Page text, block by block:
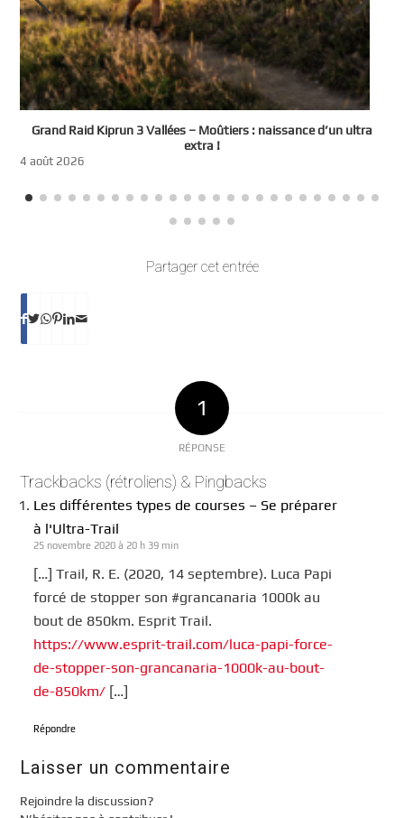
Grand Raid Kiprun 3 Vallées – Moûtiers : naissance d’un ultra
extra !
4 août 2026
Partager cet entrée
1
RÉPONSE
Trackbacks (rétroliens) & Pingbacks
Les différentes types de courses – Se préparer
à l'Ultra-Trail
25 novembre 2020 à 20 h 39 min
[…] Trail, R. E. (2020, 14 septembre). Luca Papi
forcé de stopper son #grancanaria 1000k au
bout de 850km. Esprit Trail.
https://www.esprit-trail.com/luca-papi-force-
de-stopper-son-grancanaria-1000k-au-bout-
de-850km/ […]
Répondre
Laisser un commentaire
Rejoindre la discussion?